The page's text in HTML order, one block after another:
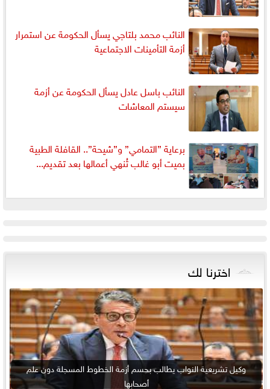
النائب محمد بلتاجي يسأل الحكومة عن استمرار
أزمة التأمينات الاجتماعية
النائب باسل عادل يسأل الحكومة عن أزمة
سيستم المعاشات
برعاية ”التمامي” و”شيحة”.. القافلة الطبية
بميت أبو غالب تُنهي أعمالها بعد تقديم...
اخترنا لك
وكيل تشريعية النواب يطالب بحسم أزمة الخطوط المسجلة دون علم
أصحابها